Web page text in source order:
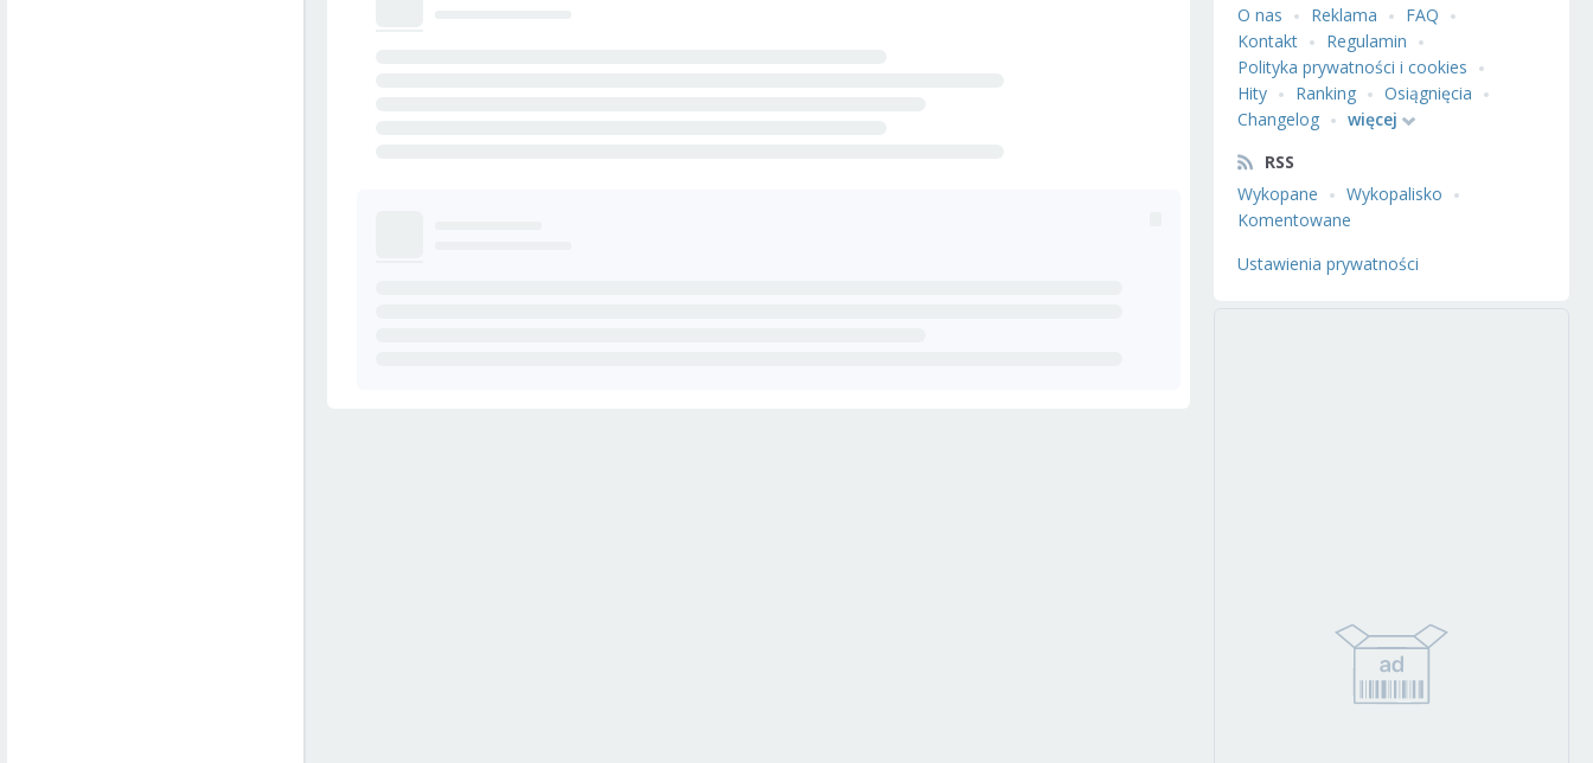
O nas
Reklama
FAQ
Kontakt
Regulamin
Polityka prywatności i cookies
Hity
Ranking
Osiągnięcia
Changelog
więcej
RSS
Wykopane
Wykopalisko
Komentowane
Ustawienia prywatności